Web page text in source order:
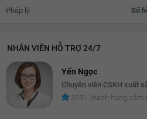
Pháp lý Sổ
NHÂN VIÊN HỖ TRỢ 24/7
Yến Ngọc
Chuyên viên CSKH xuất
3051 khách hàng cảm